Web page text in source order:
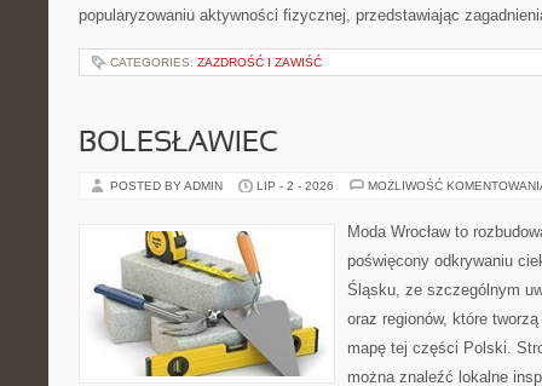
popularyzowaniu aktywności fizycznej, przedstawiając
CATEGORIES: ZAZDROŚĆ I ZAWIŚĆ
BOLESŁAWIEC
POSTED BY ADMIN LIP - 2 - 2026 MOŻLIWOŚĆ
Moda Wrocław to
poświęcony odkrywaniu
Śląsku, ze szczególnym
oraz regionów, które
mapę tej części Polski.
można znaleźć lokalne